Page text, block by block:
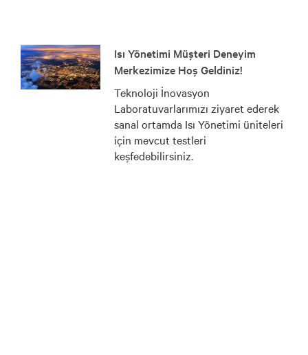
Isı Yönetimi Müşteri Deneyim
Merkezimize Hoş Geldiniz!
Teknoloji İnovasyon
Laboratuvarlarımızı ziyaret ederek
sanal ortamda Isı Yönetimi üniteleri
için mevcut testleri
keşfedebilirsiniz.